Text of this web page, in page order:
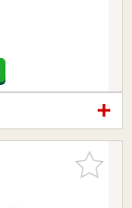
お気に入
りに追加